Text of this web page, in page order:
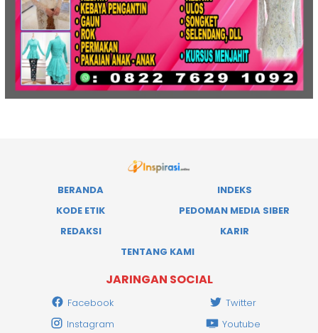
BERANDA
INDEKS
KODE ETIK
PEDOMAN MEDIA SIBER
REDAKSI
KARIR
TENTANG KAMI
JARINGAN SOCIAL
Facebook
Twitter
Instagram
Youtube